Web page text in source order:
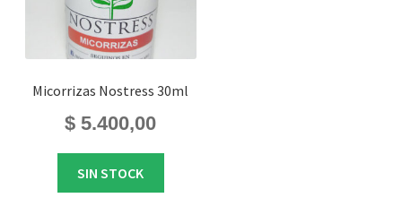
Micorrizas Nostress 30ml
$ 5.400,00
SIN STOCK